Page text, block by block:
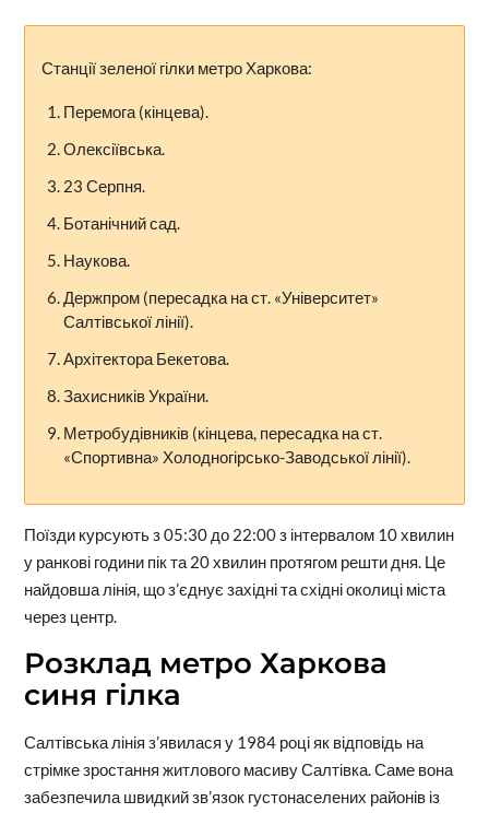
Станції зеленої гілки метро Харкова:
Перемога (кінцева).
Олексіївська.
23 Серпня.
Ботанічний сад.
Наукова.
Держпром (пересадка на ст. «Університет»
Салтівської лінії).
Архітектора Бекетова.
Захисників України.
Метробудівників (кінцева, пересадка на ст.
«Спортивна» Холодногірсько-Заводської лінії).
Поїзди курсують з 05:30 до 22:00 з інтервалом 10 хвилин
у ранкові години пік та 20 хвилин протягом решти дня. Це
найдовша лінія, що з’єднує західні та східні околиці міста
через центр.
Розклад метро Харкова
синя гілка
Салтівська лінія з’явилася у 1984 році як відповідь на
стрімке зростання житлового масиву Салтівка. Саме вона
забезпечила швидкий зв’язок густонаселених районів із